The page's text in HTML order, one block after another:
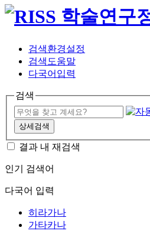
검색환경설정
검색도움말
다국어입력
검색
상세검색
결과 내 재검색
인기 검색어
다국어 입력
히라가나
가타카나